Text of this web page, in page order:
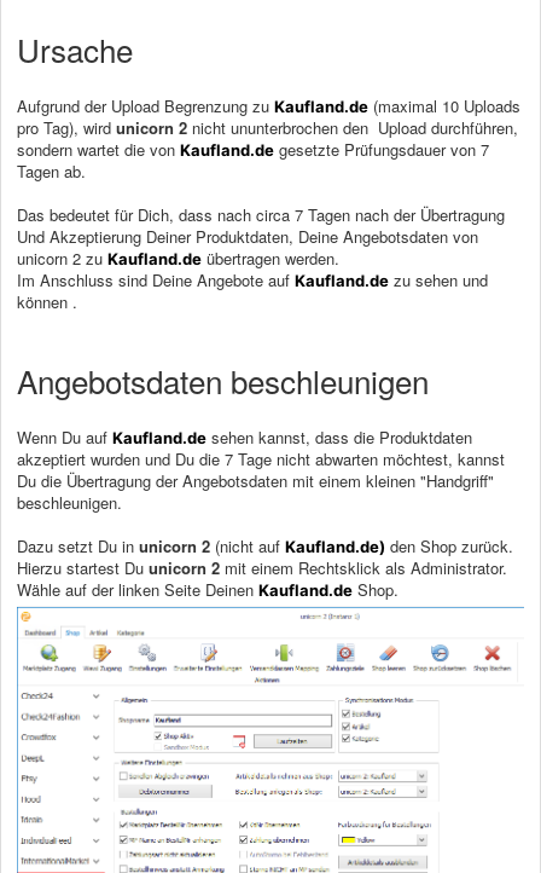
Ursache
Aufgrund der Upload Begrenzung zu Kaufland.de (maximal 10 Uploads
pro Tag), wird unicorn 2 nicht ununterbrochen den Upload durchführen,
sondern wartet die von Kaufland.de gesetzte Prüfungsdauer von 7
Tagen ab.
Das bedeutet für Dich, dass nach circa 7 Tagen nach der Übertragung
Und Akzeptierung Deiner Produktdaten, Deine Angebotsdaten von
unicorn 2 zu Kaufland.de übertragen werden.
Im Anschluss sind Deine Angebote auf Kaufland.de zu sehen und
können .
Angebotsdaten beschleunigen
Wenn Du auf Kaufland.de sehen kannst, dass die Produktdaten
akzeptiert wurden und Du die 7 Tage nicht abwarten möchtest, kannst
Du die Übertragung der Angebotsdaten mit einem kleinen "Handgriff"
beschleunigen.
Dazu setzt Du in unicorn 2 (nicht auf Kaufland.de) den Shop zurück.
Hierzu startest Du unicorn 2 mit einem Rechtsklick als Administrator.
Wähle auf der linken Seite Deinen Kaufland.de Shop.